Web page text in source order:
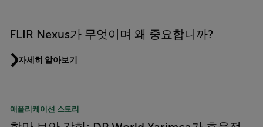
FLIR Nexus가 무엇이며 왜 중요합니까?
자세히 알아보기
애플리케이션 스토리